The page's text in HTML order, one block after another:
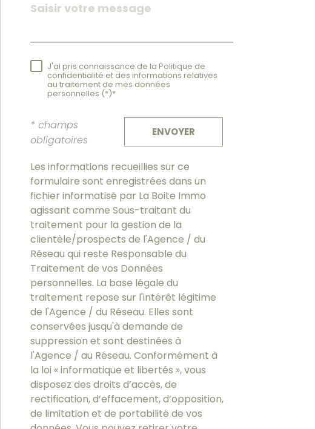
J'ai pris connaissance de la Politique de
confidentialité et des informations relatives
au traitement de mes données
personnelles (*)*
* champs
obligatoires
ENVOYER
Les informations recueillies sur ce
formulaire sont enregistrées dans un
fichier informatisé par La Boite Immo
agissant comme Sous-traitant du
traitement pour la gestion de la
clientèle/prospects de l'Agence / du
Réseau qui reste Responsable du
Traitement de vos Données
personnelles. La base légale du
traitement repose sur l'intérêt légitime
de l'Agence / du Réseau. Elles sont
conservées jusqu'à demande de
suppression et sont destinées à
l'Agence / au Réseau. Conformément à
la loi « informatique et libertés », vous
disposez des droits d’accès, de
rectification, d’effacement, d’opposition,
de limitation et de portabilité de vos